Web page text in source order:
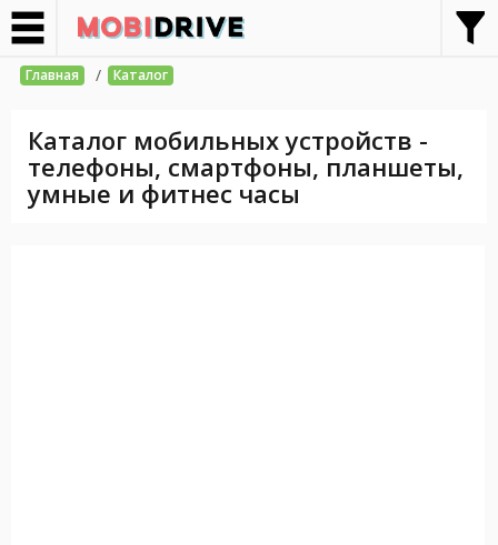
Главная / Каталог
Каталог мобильных устройств -
телефоны, смартфоны, планшеты,
умные и фитнес часы